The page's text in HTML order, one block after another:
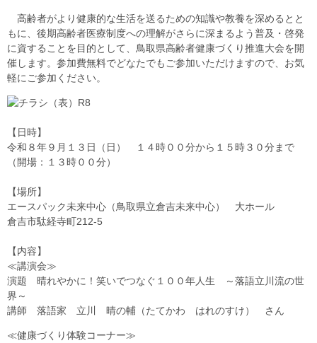
高齢者がより健康的な生活を送るための知識や教養を深めるとと
もに、後期高齢者医療制度への理解がさらに深まるよう普及・啓発
に資することを目的として、鳥取県高齢者健康づくり推進大会を開
催します。参加費無料でどなたでもご参加いただけますので、お気
軽にご参加ください。
【日時】
令和８年９月１３日（日） １４時００分から１５時３０分まで
（開場：１３時００分）
【場所】
エースパック未来中心（鳥取県立倉吉未来中心） 大ホール
倉吉市駄経寺町212-5
【内容】
≪講演会≫
演題 晴れやかに！笑いでつなぐ１００年人生 ～落語立川流の世
界～
講師 落語家 立川 晴の輔（たてかわ はれのすけ） さん
≪健康づくり体験コーナー≫